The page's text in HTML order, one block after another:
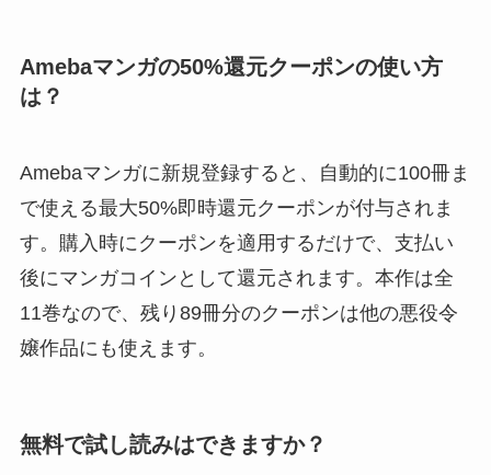
Amebaマンガの50%還元クーポンの使い方
は？
Amebaマンガに新規登録すると、自動的に100冊ま
で使える最大50%即時還元クーポンが付与されま
す。購入時にクーポンを適用するだけで、支払い
後にマンガコインとして還元されます。本作は全
11巻なので、残り89冊分のクーポンは他の悪役令
嬢作品にも使えます。
無料で試し読みはできますか？